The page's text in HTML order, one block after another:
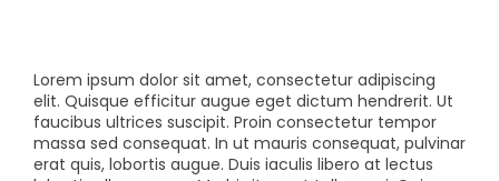
Lorem ipsum dolor sit amet, consectetur adipiscing
elit. Quisque efficitur augue eget dictum hendrerit. Ut
faucibus ultrices suscipit. Proin consectetur tempor
massa sed consequat. In ut mauris consequat, pulvinar
erat quis, lobortis augue. Duis iaculis libero at lectus